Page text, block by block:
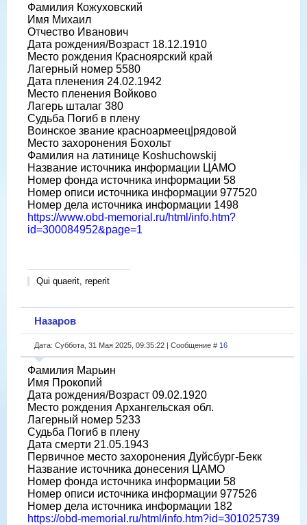
Фамилия Кожуховский
Имя Михаил
Отчество Иванович
Дата рождения/Возраст 18.12.1910
Место рождения Красноярский край
Лагерный номер 5580
Дата пленения 24.02.1942
Место пленения Войково
Лагерь шталаг 380
Судьба Погиб в плену
Воинское звание красноармеец|рядовой
Место захоронения Бохольт
Фамилия на латинице Koshuchowskij
Название источника информации ЦАМО
Номер фонда источника информации 58
Номер описи источника информации 977520
Номер дела источника информации 1498
https://www.obd-memorial.ru/html/info.htm?
id=300084952&page=1
Qui quaerit, reperit
Назаров
Дата: Суббота, 31 Мая 2025, 09:35:22 | Сообщение # 16
Фамилия Марьин
Имя Прокопий
Дата рождения/Возраст 09.02.1920
Место рождения Архангельская обл.
Лагерный номер 5233
Судьба Погиб в плену
Дата смерти 21.05.1943
Первичное место захоронения Дуйсбург-Бекк
Название источника донесения ЦАМО
Номер фонда источника информации 58
Номер описи источника информации 977526
Номер дела источника информации 182
https://obd-memorial.ru/html/info.htm?id=301025739